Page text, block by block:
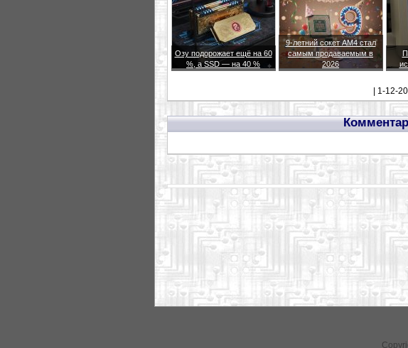
Озу подорожает ещё на 60
%, а SSD — на 40 %
9-летний сокет AM4 стал
самым продаваемым в
2026
| 1-12-